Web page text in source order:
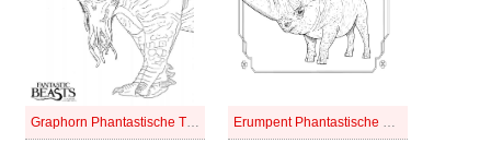
Graphorn Phantastische Tierwesen Erumpent Phantastische Tierwesen